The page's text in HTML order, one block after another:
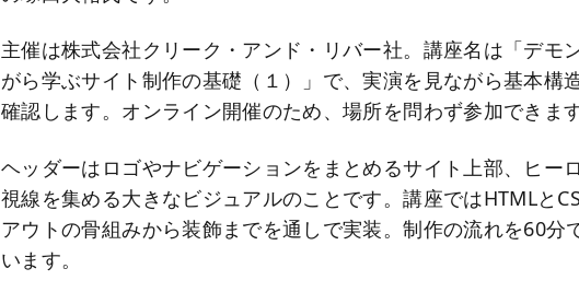
主催は株式会社クリーク・アンド・リバー社。講座名は「デモ
がら学ぶサイト制作の基礎（１）」で、実演を見ながら基本構
確認します。オンライン開催のため、場所を問わず参加できます
ヘッダーはロゴやナビゲーションをまとめるサイト上部、ヒー
視線を集める大きなビジュアルのことです。講座ではHTMLと
アウトの骨組みから装飾までを通しで実装。制作の流れを60分
います。